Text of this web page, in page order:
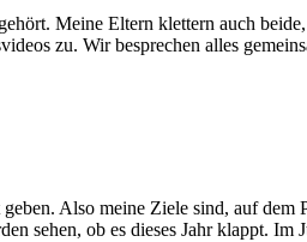
Meine Eltern klettern auch
zu. Wir besprechen alles
Also meine Ziele sind, auf dem
sehen, ob es dieses Jahr klappt.